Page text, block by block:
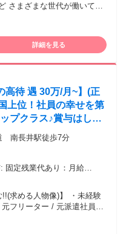
さまざまな世代が働いてい
ている先輩も多く、 結婚や
ても、長く働きたい方にぴ
／河北町／大江町／朝日町
事務／ 単発／接客／キッチ
酒屋 etc... 異業種からの転
る仕事に興味があり入社しま
えてくれるので安心です。
らえるとやりがいを感じ
ケーション力も自然と身に
きやすく、 周りにも相談し
バランスが取りやすいのが
ありますが、出勤時間のラ
ます。 旅行や地域の情報
詳細を見る
高待 遇 30万/月~】(正
上位！社員の幸せを第
プクラス♪賞与はしっ
鉄道 南長井駅徒歩7分
。22時間を超える残業代は
※2025年度:夏季賞与平均支
、12月）
フリーター / 元派遣社員活
人 ・接客を通して人を元